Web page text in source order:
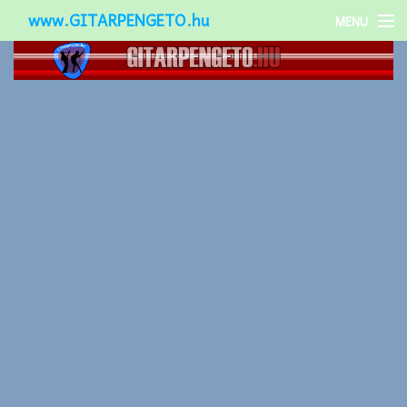
www.GITARPENGETO.hu MENU
Népszerű-